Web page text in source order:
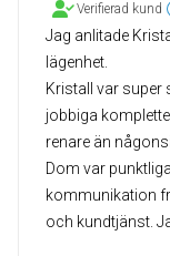
Verifierad kund
Jag anlitade
lägenhet.
Kristall var super
jobbiga
renare än
Dom var
kommunikation
och kundtjänst.